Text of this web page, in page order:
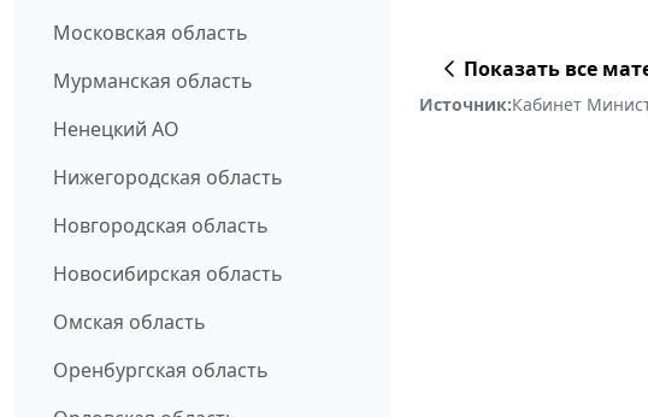
Московская область
Мурманская область
Ненецкий АО
Нижегородская область
Новгородская область
Новосибирская область
Омская область
Оренбургская область
Показать все
Источник:Кабинет